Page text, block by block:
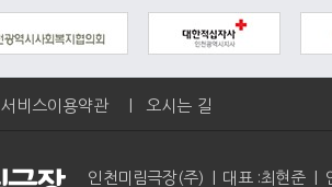
서비스이용약관 오시는 길
인천미림극장(주) | 대표 :최현준 |